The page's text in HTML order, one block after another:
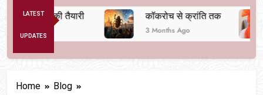
LATEST
UPDATES
बदलने की तैयारी कॉकरोच से क्रांति तक
3 Months Ago
Home Blog